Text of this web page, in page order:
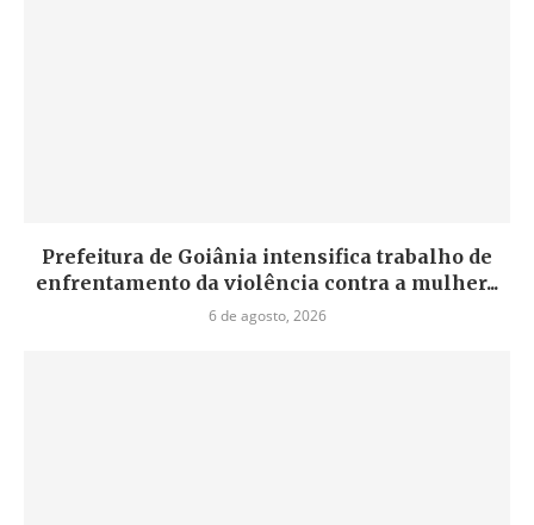
Prefeitura de Goiânia intensifica trabalho de
enfrentamento da violência contra a mulher...
6 de agosto, 2026